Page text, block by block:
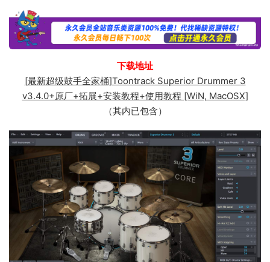
下载地址
[最新超级鼓手全家桶]Toontrack Superior Drummer 3
v3.4.0+原厂+拓展+安装教程+使用教程 [WiN, MacOSX]
（其内已包含）